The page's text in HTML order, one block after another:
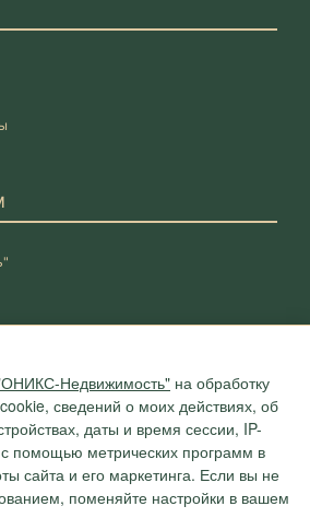
Недвижимость" на обработку
сведений о моих действиях, об
даты и время сессии, IP-
помощью метрических программ в
сайта и его маркетинга. Если вы не
поменяйте настройки в вашем